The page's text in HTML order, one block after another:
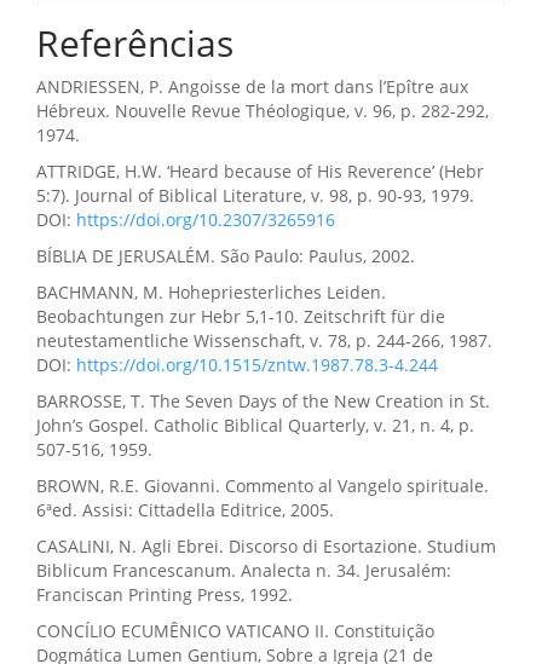
Referências
ANDRIESSEN, P. Angoisse de la mort dans l’Epître aux
Hébreux. Nouvelle Revue Théologique, v. 96, p. 282-292,
1974.
ATTRIDGE, H.W. ‘Heard because of His Reverence’ (Hebr
5:7). Journal of Biblical Literature, v. 98, p. 90-93, 1979.
DOI: https://doi.org/10.2307/3265916
BÍBLIA DE JERUSALÉM. São Paulo: Paulus, 2002.
BACHMANN, M. Hohepriesterliches Leiden.
Beobachtungen zur Hebr 5,1-10. Zeitschrift für die
neutestamentliche Wissenschaft, v. 78, p. 244-266, 1987.
DOI: https://doi.org/10.1515/zntw.1987.78.3-4.244
BARROSSE, T. The Seven Days of the New Creation in St.
John’s Gospel. Catholic Biblical Quarterly, v. 21, n. 4, p.
507-516, 1959.
BROWN, R.E. Giovanni. Commento al Vangelo spirituale.
6ªed. Assisi: Cittadella Editrice, 2005.
CASALINI, N. Agli Ebrei. Discorso di Esortazione. Studium
Biblicum Francescanum. Analecta n. 34. Jerusalém:
Franciscan Printing Press, 1992.
CONCÍLIO ECUMÊNICO VATICANO II. Constituição
Dogmática Lumen Gentium, Sobre a Igreja (21 de